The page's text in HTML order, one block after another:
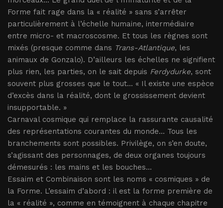
Forme fait rage dans la « réalité » sans s’arrêter
particulièrement à l’échelle humaine, intermédiaire
entre micro- et macroscosme. Et tous les règnes sont
mixés (presque comme dans Trans-Atlantique, les
animaux de Gonzalo). D’ailleurs les échelles ne signifient
plus rien, les parties, on le sait depuis Ferdydurke, sont
souvent plus grosses que le tout... « Il existe une espèce
d’excès dans la réalité, dont le grossissement devient
insupportable. »
Carnaval cosmique qui remplace la rassurante causalité
des représentations courantes du monde... Tous les
branchements sont possibles. Privilège, on s’en doute,
s’agissant des personnages, de deux organes toujours
démesurés : les mains et les bouches...
Essaim et Combinaison sont les noms « cosmiques » de
la Forme. L’essaim d’abord : il est la forme première de
la « réalité », comme en témoignent à chaque chapitre